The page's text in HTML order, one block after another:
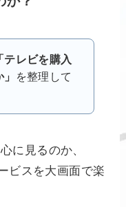
テレビを購入
を整理して
に見るのか、
ビスを大画面で楽